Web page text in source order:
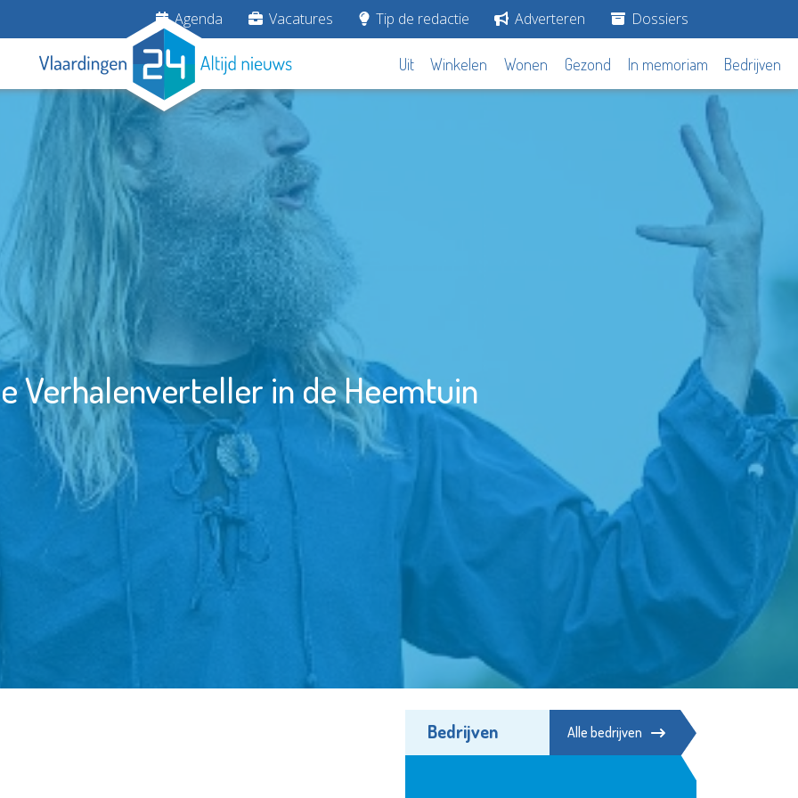
Agenda Vacatures Tip de redactie Adverteren Dossiers
Uit Winkelen Wonen Gezond In memoriam Bedrijven
Verhalenverteller in de Heemtuin
Bedrijven Alle bedrijven